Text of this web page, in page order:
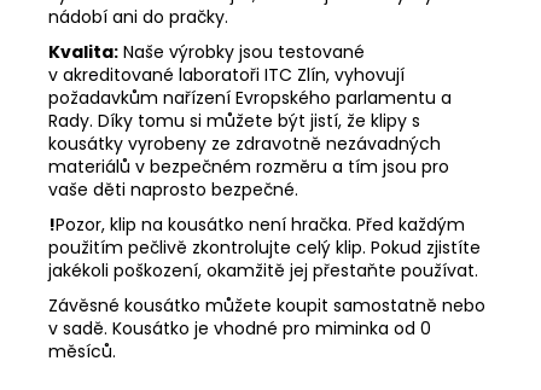
nádobí ani do pračky.
Kvalita: Naše výrobky jsou testované
v akreditované laboratoři ITC Zlín, vyhovují
požadavkům nařízení Evropského parlamentu a
Rady. Díky tomu si můžete být jistí, že klipy s
kousátky vyrobeny ze zdravotně nezávadných
materiálů v bezpečném rozměru a tím jsou pro
vaše děti naprosto bezpečné.
!Pozor, klip na kousátko není hračka. Před každým
použitím pečlivě zkontrolujte celý klip. Pokud zjistíte
jakékoli poškození, okamžitě jej přestaňte používat.
Závěsné kousátko můžete koupit samostatně nebo
v sadě. Kousátko je vhodné pro miminka od 0
měsíců.